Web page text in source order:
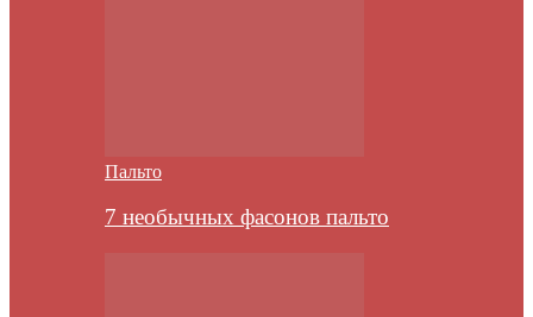
Пальто
7 необычных фасонов пальто